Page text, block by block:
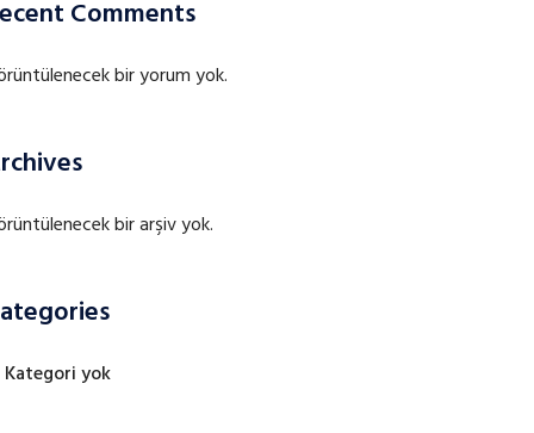
Comments
bir yorum yok.
bir arşiv yok.
Kategori yok